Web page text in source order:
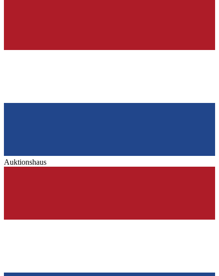
Auktionshaus